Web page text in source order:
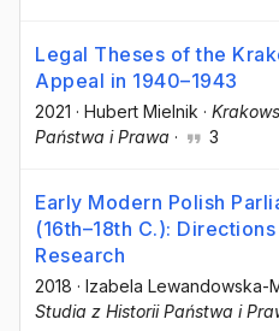
Legal Theses of the
Appeal in 1940–1943
2021 · Hubert Mielnik ·
Państwa i Prawa · 3
Early Modern Polish
(16th–18th C.):
Research
2018 · Izabela Lewandowska-
Studia z Historii Państwa i